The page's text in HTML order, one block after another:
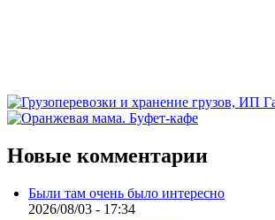
Новые комментарии
Были там очень было интересно
2026/08/03 - 17:34